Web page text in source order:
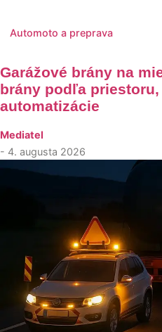
Automoto a preprava
Garážové brány na
brány podľa priestoru,
automatizácie
Mediatel
- 4. augusta 2026